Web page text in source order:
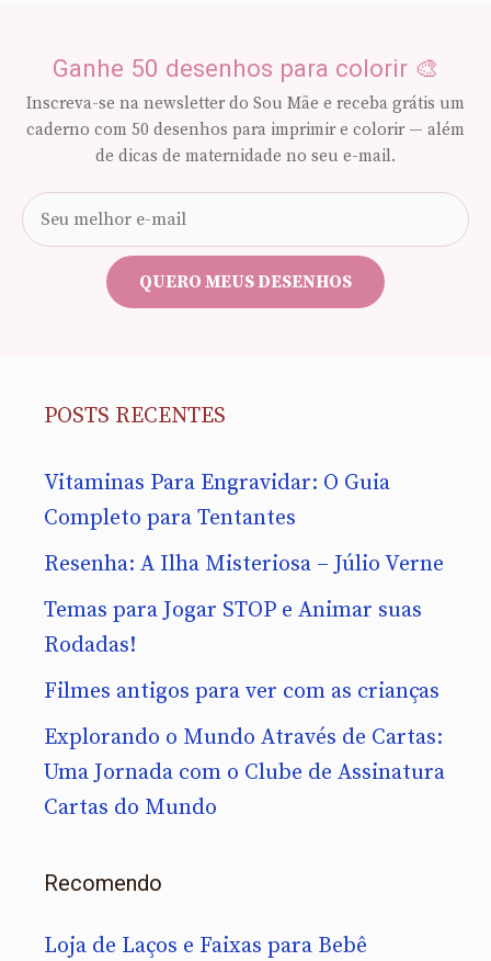
Ganhe 50 desenhos para colorir 🎨
Inscreva-se na newsletter do Sou Mãe e receba grátis um
caderno com 50 desenhos para imprimir e colorir — além
de dicas de maternidade no seu e-mail.
e-
mail
QUERO MEUS DESENHOS
POSTS RECENTES
Vitaminas Para Engravidar: O Guia
Completo para Tentantes
Resenha: A Ilha Misteriosa – Júlio Verne
Temas para Jogar STOP e Animar suas
Rodadas!
Filmes antigos para ver com as crianças
Explorando o Mundo Através de Cartas:
Uma Jornada com o Clube de Assinatura
Cartas do Mundo
Recomendo
Loja de Laços e Faixas para Bebê